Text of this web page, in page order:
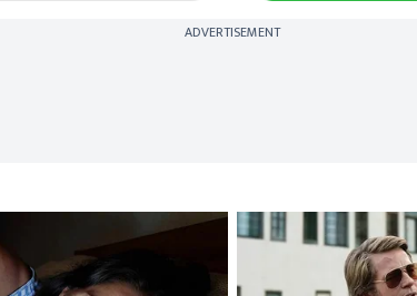
ADVERTISEMENT